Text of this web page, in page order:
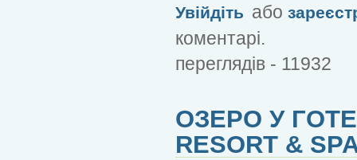
Увійдіть або
коментарі.
переглядів - 11932
ОЗЕРО У
RESORT &